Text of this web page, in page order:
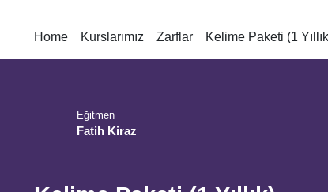
Home Kurslarımız Zarflar Kelime Paketi (1
Eğitmen
Fatih Kiraz